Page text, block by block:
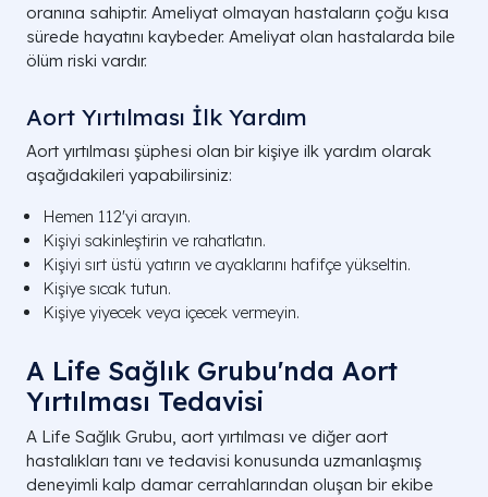
oranına sahiptir. Ameliyat olmayan hastaların çoğu kısa
sürede hayatını kaybeder. Ameliyat olan hastalarda bile
ölüm riski vardır.
Aort Yırtılması İlk Yardım
Aort yırtılması şüphesi olan bir kişiye ilk yardım olarak
aşağıdakileri yapabilirsiniz:
Hemen 112'yi arayın.
Kişiyi sakinleştirin ve rahatlatın.
Kişiyi sırt üstü yatırın ve ayaklarını hafifçe yükseltin.
Kişiye sıcak tutun.
Kişiye yiyecek veya içecek vermeyin.
A Life Sağlık Grubu'nda Aort
Yırtılması Tedavisi
A Life Sağlık Grubu, aort yırtılması ve diğer aort
hastalıkları tanı ve tedavisi konusunda uzmanlaşmış
deneyimli kalp damar cerrahlarından oluşan bir ekibe